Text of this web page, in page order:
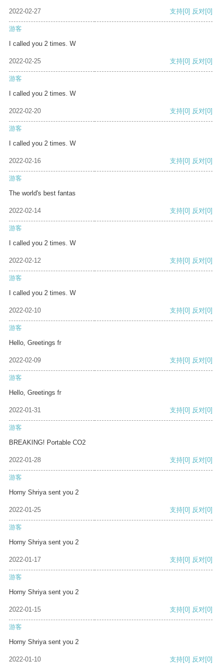
2022-02-27 支持[0] 反对[0]
游客
I called you 2 times. W
2022-02-25 支持[0] 反对[0]
游客
I called you 2 times. W
2022-02-20 支持[0] 反对[0]
游客
I called you 2 times. W
2022-02-16 支持[0] 反对[0]
游客
The world's best fantas
2022-02-14 支持[0] 反对[0]
游客
I called you 2 times. W
2022-02-12 支持[0] 反对[0]
游客
I called you 2 times. W
2022-02-10 支持[0] 反对[0]
游客
Hello, Greetings fr
2022-02-09 支持[0] 反对[0]
游客
Hello, Greetings fr
2022-01-31 支持[0] 反对[0]
游客
BREAKING! Portable CO2
2022-01-28 支持[0] 反对[0]
游客
Horny Shriya sent you 2
2022-01-25 支持[0] 反对[0]
游客
Horny Shriya sent you 2
2022-01-17 支持[0] 反对[0]
游客
Horny Shriya sent you 2
2022-01-15 支持[0] 反对[0]
游客
Horny Shriya sent you 2
2022-01-10 支持[0] 反对[0]